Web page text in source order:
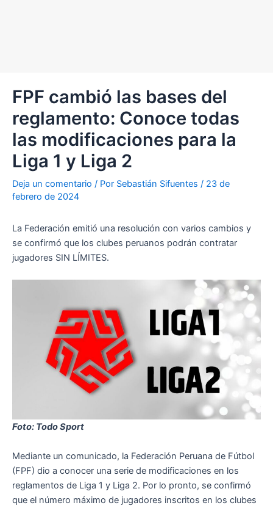
FPF cambió las bases del
reglamento: Conoce todas
las modificaciones para la
Liga 1 y Liga 2
Deja un comentario / Por Sebastián Sifuentes / 23 de
febrero de 2024
La Federación emitió una resolución con varios cambios y
se confirmó que los clubes peruanos podrán contratar
jugadores SIN LÍMITES.
Foto: Todo Sport
Mediante un comunicado, la Federación Peruana de Fútbol
(FPF) dio a conocer una serie de modificaciones en los
reglamentos de Liga 1 y Liga 2. Por lo pronto, se confirmó
que el número máximo de jugadores inscritos en los clubes